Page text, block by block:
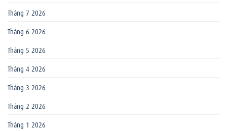
Tháng 7 2026
Tháng 6 2026
Tháng 5 2026
Tháng 4 2026
Tháng 3 2026
Tháng 2 2026
Tháng 1 2026